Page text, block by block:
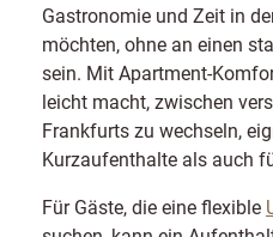
Gastronomie und Zeit in
möchten, ohne an einen
sein. Mit Apartment-
leicht macht, zwischen
Frankfurts zu wechseln,
Kurzaufenthalte als auch
Für Gäste, die eine flexible